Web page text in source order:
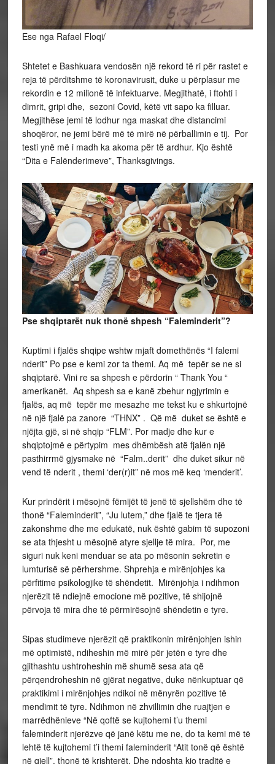
Ese nga Rafael Floqi/
Shtetet e Bashkuara vendosën një rekord të ri për rastet e
reja të përditshme të koronavirusit, duke u përplasur me
rekordin e 12 milionë të infektuarve. Megjithatë, i ftohti i
dimrit, gripi dhe, sezoni Covid, këtë vit sapo ka filluar.
Megjithëse jemi të lodhur nga maskat dhe distancimi
shoqëror, ne jemi bërë më të mirë në përballimin e tij. Por
testi ynë më i madh ka akoma për të ardhur. Kjo është
“Dita e Falënderimeve”, Thanksgivings.
Pse shqiptarët nuk thonë shpesh “Faleminderit”?
Kuptimi i fjalës shqipe wshtw mjaft domethënës “I falemi
nderit” Po pse e kemi zor ta themi. Aq më tepër se ne si
shqiptarë. Vini re sa shpesh e përdorin “ Thank You “
amerikanët. Aq shpesh sa e kanë zbehur ngjyrimin e
fjalës, aq më tepër me mesazhe me tekst ku e shkurtojnë
në një fjalë pa zanore “THNX” . Që më duket se është e
njëjta gjë, si në shqip “FLM”. Por madje dhe kur e
shqiptojmë e përtypim mes dhëmbësh atë fjalën një
pasthirrmë gjysmake në “Falm..derit” dhe duket sikur në
vend të nderit , themi ‘der(r)it” në mos më keq ‘menderit’.
Kur prindërit i mësojnë fëmijët të jenë të sjellshëm dhe të
thonë “Faleminderit”, “Ju lutem,” dhe fjalë te tjera të
zakonshme dhe me edukatë, nuk është gabim të supozoni
se ata thjesht u mësojnë atyre sjellje të mira. Por, me
siguri nuk keni menduar se ata po mësonin sekretin e
lumturisë së përhershme. Shprehja e mirënjohjes ka
përfitime psikologjike të shëndetit. Mirënjohja i ndihmon
njerëzit të ndiejnë emocione më pozitive, të shijojnë
përvoja të mira dhe të përmirësojnë shëndetin e tyre.
Sipas studimeve njerëzit që praktikonin mirënjohjen ishin
më optimistë, ndiheshin më mirë për jetën e tyre dhe
gjithashtu ushtroheshin më shumë sesa ata që
përqendroheshin në gjërat negative, duke nënkuptuar që
praktikimi i mirënjohjes ndikoi në mënyrën pozitive të
mendimit të tyre. Ndihmon në zhvillimin dhe ruajtjen e
marrëdhënieve “Në qoftë se kujtohemi t’u themi
faleminderit njerëzve që janë këtu me ne, do ta kemi më të
lehtë të kujtohemi t’i themi faleminderit “Atit tonë që është
në qiell”, thonë të krishterët. Dhe ndoshta kjo traditë e